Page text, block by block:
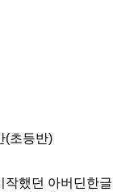
(초등반)
작했던 아버딘한글